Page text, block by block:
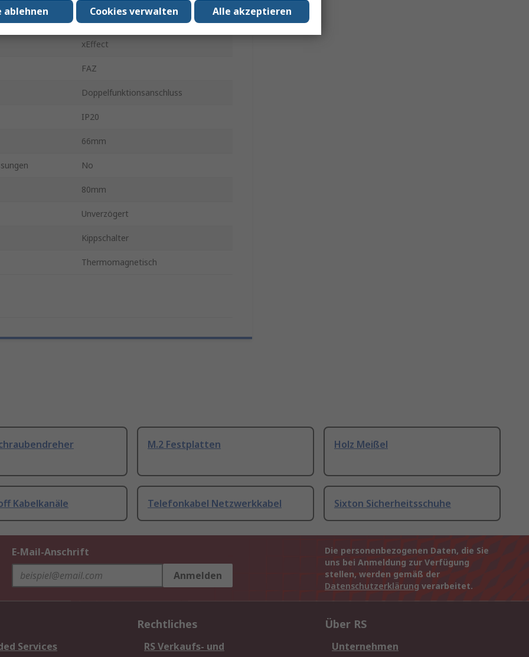
xEffect
FAZ
Doppelfunktionsanschluss
IP20
66mm
No
80mm
Unverzögert
Kippschalter
Thermomagnetisch
M.2 Festplatten Holz Meißel
Kabelkanäle Telefonkabel Netzwerkkabel Sixton Sicherheitsschuhe
E-Mail-Anschrift
Anmelden
Die personenbezogenen Daten, die Sie
uns bei Anmeldung zur Verfügung
stellen, werden gemäß der
Datenschutzerklärung verarbeitet.
Services
Rechtliches
RS Verkaufs- und
Über RS
Unternehmen
Alle akzeptieren
Cookies verwalten
ablehnen